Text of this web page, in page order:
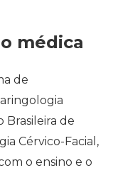
médica
de
Brasileira de
Cérvico-Facial,
o ensino e o